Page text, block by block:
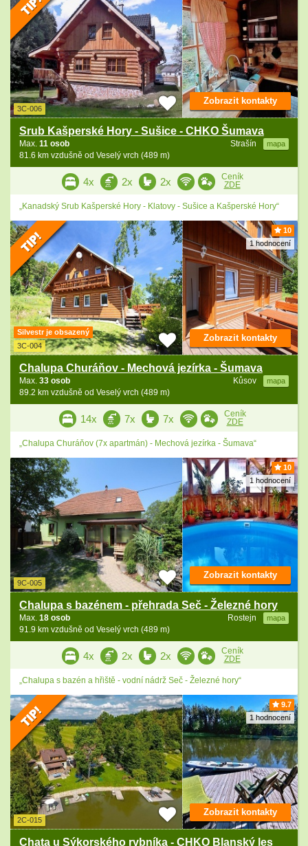
3C-006
Srub Kašperské Hory - Sušice - CHKO Šumava
Strašín mapa
Max. 11 osob
81.6 km vzdušně od Veselý vrch (489 m)
Zobrazit kontakty
4x 2x 2x
Ceník
ZDE
„Kanadský Srub Kašperské Hory - Klatovy - Sušice a Kašperské Hory“
10
1 hodnocení
Silvestr je obsazený
3C-004
Chalupa Churáňov - Mechová jezírka - Šumava
Kůsov mapa
Max. 33 osob
89.2 km vzdušně od Veselý vrch (489 m)
Zobrazit kontakty
14x 7x 7x
Ceník
ZDE
„Chalupa Churáňov (7x apartmán) - Mechová jezírka - Šumava“
10
1 hodnocení
9C-005
Chalupa s bazénem - přehrada Seč - Železné hory
Rostejn mapa
Max. 18 osob
91.9 km vzdušně od Veselý vrch (489 m)
Zobrazit kontakty
4x 2x 2x
Ceník
ZDE
„Chalupa s bazén a hřiště - vodní nádrž Seč - Železné hory“
9.7
1 hodnocení
2C-015
Chata u Sýkorského rybníka - CHKO Blanský les
Zobrazit kontakty